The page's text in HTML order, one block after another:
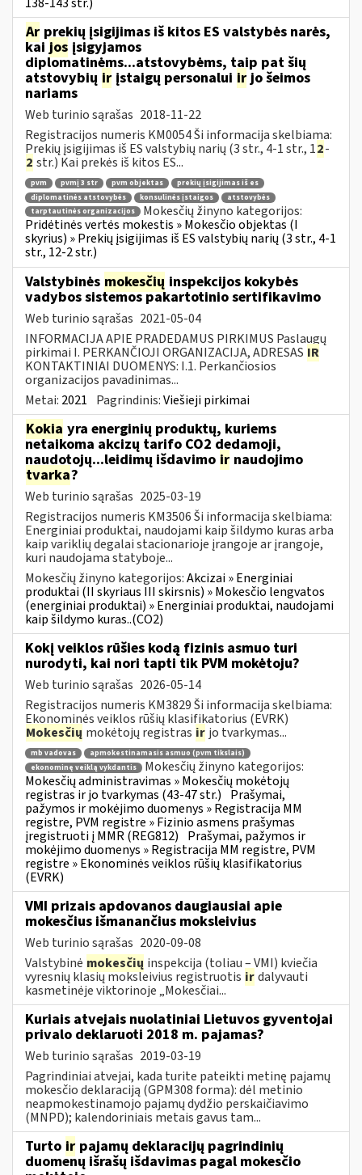
Ar prekių įsigijimas iš kitos ES valstybės narės,
kai jos įsigyjamos
diplomatinėms...atstovybėms, taip pat šių
atstovybių ir įstaigų personalui irjo šeimos
nariams
Web turinio sąrašas 2018-11-22
Registracijos numeris KM0054 Ši informacija skelbiama:
Prekių įsigijimas iš ES valstybių narių (3 str., 4-1 str., 12-
2 str.) Kai prekės iš kitos ES...
pvm pvmį 3 str pvm objektas
prekių įsigijimas iš es
diplomatinės atstovybės
konsulinės įstaigos
atstovybės
tarptautinės organizacijos
Mokesčių žinyno kategorijos:
Pridėtinės vertės mokestis » Mokesčio objektas (I
skyrius) » Prekių įsigijimas iš ES valstybių narių (3 str., 4-1
str., 12-2 str.)
Valstybinės mokesčių inspekcijos kokybės
vadybos sistemos pakartotinio sertifikavimo
Web turinio sąrašas 2021-05-04
INFORMACIJA APIE PRADEDAMUS PIRKIMUS Paslaugų
pirkimai I. PERKANČIOJI ORGANIZACIJA, ADRESAS IR
KONTAKTINIAI DUOMENYS: I.1. Perkančiosios
organizacijos pavadinimas...
Metai: 2021 Pagrindinis:Viešieji pirkimai
Kokia yra energinių produktų, kuriems
netaikoma akcizų tarifo CO2 dedamoji,
naudotojų...leidimų išdavimo ir naudojimo
tvarka?
Web turinio sąrašas 2025-03-19
Registracijos numeris KM3506 Ši informacija skelbiama:
Energiniai produktai, naudojami kaip šildymo kuras arba
kaip variklių degalai stacionarioje įrangoje ar įrangoje,
kuri naudojama statyboje...
Mokesčių žinyno kategorijos:Akcizai » Energiniai
produktai (II skyriaus III skirsnis) » Mokesčio lengvatos
(energiniai produktai) » Energiniai produktai, naudojami
kaip šildymo kuras..(CO2)
Kokį veiklos rūšies kodą fizinis asmuo turi
nurodyti, kai nori tapti tik PVM mokėtoju?
Web turinio sąrašas 2026-05-14
Registracijos numeris KM3829 Ši informacija skelbiama:
Ekonominės veiklos rūšių klasifikatorius (EVRK)
Mokesčių mokėtojų registras ir jo tvarkymas...
mb vadovas
apmokestinamasis asmuo (pvm tikslais)
ekonominę veiklą vykdantis
Mokesčių žinyno kategorijos:
Mokesčių administravimas » Mokesčių mokėtojų
registras ir jo tvarkymas (43-47 str.) Prašymai,
pažymos ir mokėjimo duomenys » Registracija MM
registre, PVM registre » Fizinio asmens prašymas
įregistruoti į MMR (REG812) Prašymai, pažymos ir
mokėjimo duomenys » Registracija MM registre, PVM
registre » Ekonominės veiklos rūšių klasifikatorius
(EVRK)
VMI prizais apdovanos daugiausiai apie
mokesčius išmanančius moksleivius
Web turinio sąrašas 2020-09-08
Valstybinė mokesčių inspekcija (toliau – VMI) kviečia
vyresnių klasių moksleivius registruotis irdalyvauti
kasmetinėje viktorinoje „Mokesčiai...
Kuriais atvejais nuolatiniai Lietuvos gyventojai
privalo deklaruoti 2018 m. pajamas?
Web turinio sąrašas 2019-03-19
Pagrindiniai atvejai, kada turite pateikti metinę pajamų
mokesčio deklaraciją (GPM308 forma): dėl metinio
neapmokestinamojo pajamų dydžio perskaičiavimo
(MNPD); kalendoriniais metais gavus tam...
Turto ir pajamų deklaracijų pagrindinių
duomenų išrašų išdavimas pagal mokesčio